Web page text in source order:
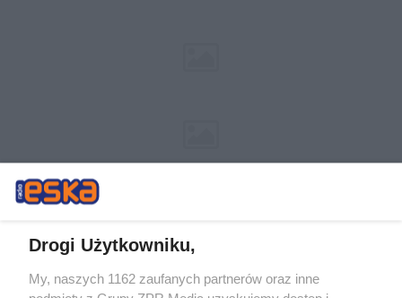
Żaden utwór zamieszczony w serwisie nie może być powielany i
Drogi Użytkowniku,
My, naszych 1162 zaufanych partnerów oraz inne